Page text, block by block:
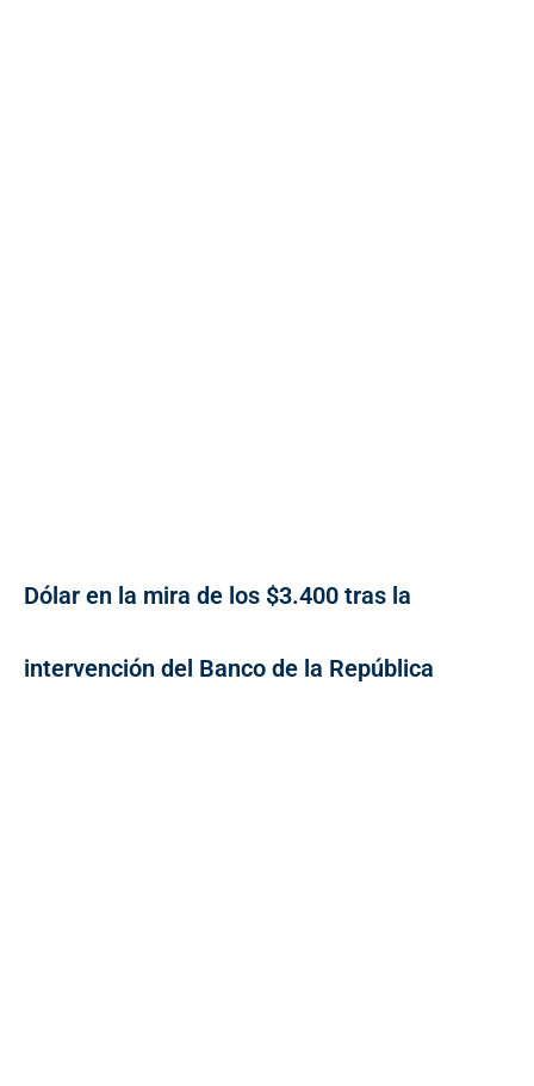
Dólar en la mira de los $3.400 tras la
intervención del Banco de la República